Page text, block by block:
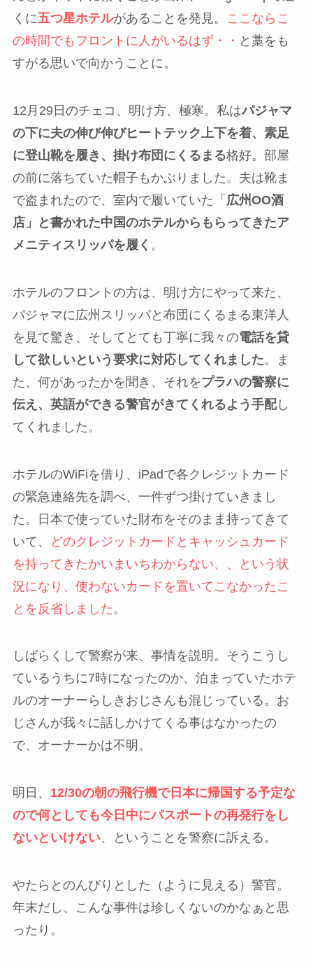
くに五つ星ホテルがあることを発見。
ここならこ
の時間でもフロントに人がいるはず・・ と藁をも
すがる思いで向かうことに。
12月29日のチェコ、明け方、極寒。私はパジャマ
の下に夫の伸び伸びヒートテック上下を着、素足
に登山靴を履き、掛け布団にくるまる格好。部屋
の前に落ちていた帽子もかぶりました。夫は靴ま
で盗まれたので、室内で履いていた「 広州OO酒
店」と書かれた中国のホテルからもらってきたア
メニティスリッパを履く 。
ホテルのフロントの方は、明け方にやって来た、
パジャマに広州スリッパと布団にくるまる東洋人
を見て驚き、そしてとても丁寧に我々の電話を貸
して欲しいという要求に対応してくれました。ま
た、何があったかを聞き、それをプラハの警察に
伝え、英語ができる警官がきてくれるよう手配し
てくれました。
ホテルのWiFiを借り、iPadで各クレジットカード
の緊急連絡先を調べ、一件ずつ掛けていきまし
た。日本で使っていた財布をそのまま持ってきて
いて、
どのクレジットカードとキャッシュカード
を持ってきたかいまいちわからない、、という状
況になり、使わないカードを置いてこなかったこ
とを反省しました 。
しばらくして警察が来、事情を説明。そうこうし
ているうちに7時になったのか、泊まっていたホテ
ルのオーナーらしきおじさんも混じっている。お
じさんが我々に話しかけてくる事はなかったの
で、オーナーかは不明。
明日、 12/30の朝の飛行機で日本に帰国する予定な
ので何としても今日中にパスポートの再発行をし
ないといけない、ということを警察に訴える。
やたらとのんびりとした（ように見える）警官。
年末だし、こんな事件は珍しくないのかなぁと思
ったり。